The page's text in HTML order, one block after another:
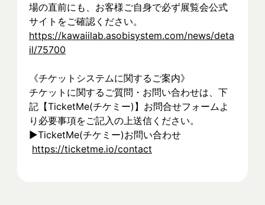
場の直前にも、お客様ご自身で必ず展覧会公式
サイトをご確認ください。
https://kawaiilab.asobisystem.com/news/deta
il/75700
《チケットシステムに関するご案内》
チケットに関するご質問・お問い合わせは、下
記【TicketMe(チケミー)】お問合せフォームよ
り必要事項をご記入の上送信ください。
▶︎TicketMe(チケミー)お問い合わせ
https://ticketme.io/contact